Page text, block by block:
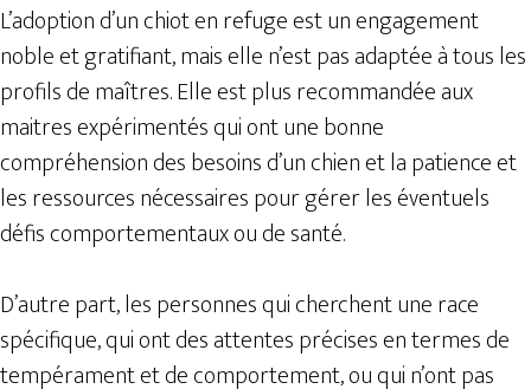
L’adoption d’un chiot en refuge est un engagement
noble et gratifiant, mais elle n’est pas adaptée à tous les
profils de maîtres. Elle est plus recommandée aux
maitres expérimentés qui ont une bonne
compréhension des besoins d’un chien et la patience et
les ressources nécessaires pour gérer les éventuels
défis comportementaux ou de santé.
D’autre part, les personnes qui cherchent une race
spécifique, qui ont des attentes précises en termes de
tempérament et de comportement, ou qui n’ont pas